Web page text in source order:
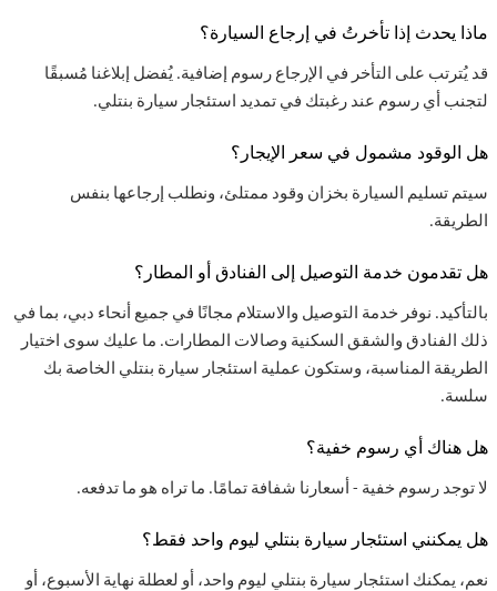
ماذا يحدث إذا تأخرتُ في إرجاع السيارة؟
لتجنب أي رسوم عند رغبتك في تمديد استئجار سيارة بنتلي.
هل الوقود مشمول في سعر الإيجار؟
سيتم تسليم السيارة بخزان وقود ممتلئ، ونطلب إرجاعها بنفس
الطريقة.
هل تقدمون خدمة التوصيل إلى الفنادق أو المطار؟
بالتأكيد. نوفر خدمة التوصيل والاستلام مجانًا في جميع أنحاء دبي، بما في
ذلك الفنادق والشقق السكنية وصالات المطارات. ما عليك سوى اختيار
الطريقة المناسبة، وستكون عملية استئجار سيارة بنتلي الخاصة بك
سلسة.
هل هناك أي رسوم خفية؟
لا توجد رسوم خفية - أسعارنا شفافة تمامًا. ما تراه هو ما تدفعه.
هل يمكنني استئجار سيارة بنتلي ليوم واحد فقط؟
نعم، يمكنك استئجار سيارة بنتلي ليوم واحد، أو لعطلة نهاية الأسبوع، أو